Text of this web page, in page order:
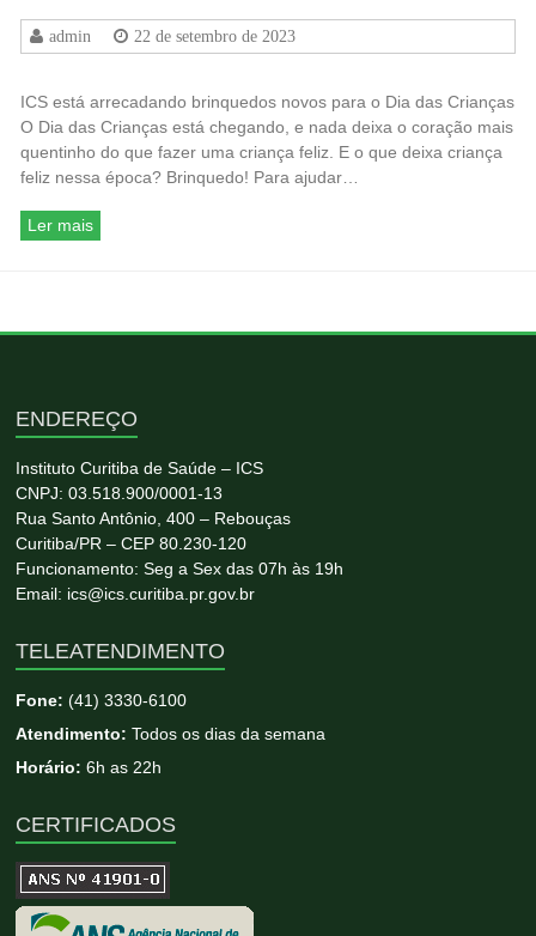
admin 22 de setembro de 2023
ICS está arrecadando brinquedos novos para o Dia das Crianças
O Dia das Crianças está chegando, e nada deixa o coração mais
quentinho do que fazer uma criança feliz. E o que deixa criança
feliz nessa época? Brinquedo! Para ajudar…
Ler mais
ENDEREÇO
Instituto Curitiba de Saúde – ICS
CNPJ: 03.518.900/0001-13
Rua Santo Antônio, 400 – Rebouças
Curitiba/PR – CEP 80.230-120
Funcionamento: Seg a Sex das 07h às 19h
Email: ics@ics.curitiba.pr.gov.br
TELEATENDIMENTO
Fone:(41) 3330-6100
Atendimento: Todos os dias da semana
Horário: 6h as 22h
CERTIFICADOS